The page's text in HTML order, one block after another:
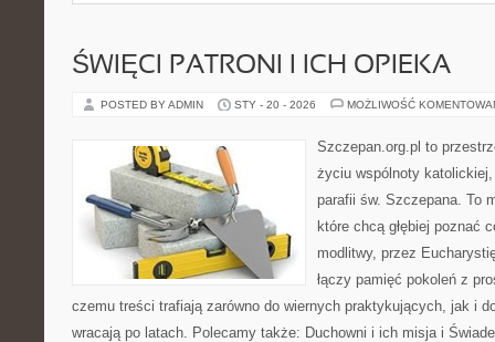
ŚWIĘCI PATRONI I ICH OPIEKA
POSTED BY ADMIN STY - 20 - 2026 MOŻLIWOŚĆ
Szczepan.org.pl to
życiu wspólnoty
parafii św. Szczepana. To
które chcą głębiej poznać
modlitwy, przez
łączy pamięć pokoleń z
czemu treści trafiają zarówno do wiernych praktykujących, jak i
wracają po latach. Polecamy także: Duchowni i ich misja i